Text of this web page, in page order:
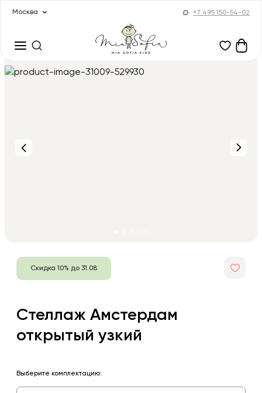
Москва +7 495 150-54-02
Скидка 10% до 31.08
Стеллаж Амстердам
открытый узкий
Выберите комплектацию: